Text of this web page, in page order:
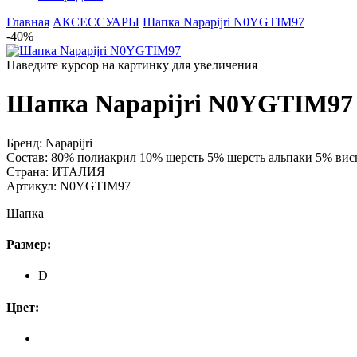
Главная АКСЕССУАРЫ Шапка Napapijri N0YGTIM97
-40%
Наведите курсор на картинку для увеличения
Шапка Napapijri N0YGTIM97
Бренд: Napapijri
Состав: 80% полиакрил 10% шерсть 5% шерсть альпаки 5%
Страна: ИТАЛИЯ
Артикул: N0YGTIM97
Шапка
Размер:
D
Цвет: